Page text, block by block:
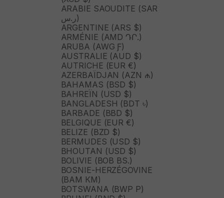
ARABIE SAOUDITE (SAR
ر.س)
ARGENTINE (ARS $)
ARMÉNIE (AMD ԴՐ.)
ARUBA (AWG Ƒ)
AUSTRALIE (AUD $)
AUTRICHE (EUR €)
AZERBAÏDJAN (AZN ₼)
BAHAMAS (BSD $)
BAHREÏN (USD $)
BANGLADESH (BDT ৳)
BARBADE (BBD $)
BELGIQUE (EUR €)
BELIZE (BZD $)
BERMUDES (USD $)
BHOUTAN (USD $)
BOLIVIE (BOB BS.)
BOSNIE-HERZÉGOVINE
(BAM КМ)
BOTSWANA (BWP P)